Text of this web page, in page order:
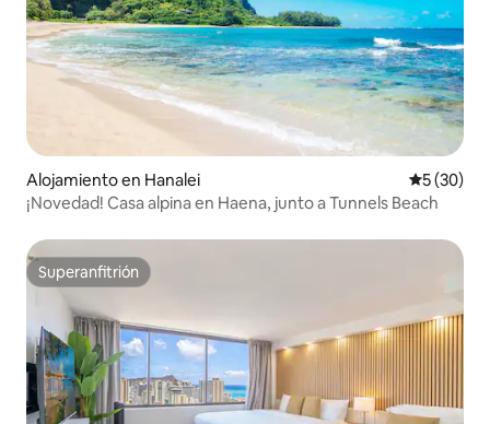
Alojamiento en Hanalei
5 (30)
¡Novedad! Casa alpina en Haena, junto a Tunnels Beach
Superanfitrión
Superanfitrión